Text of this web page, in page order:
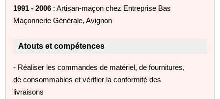
1991 - 2006 : Artisan-maçon chez Entreprise Bas
Maçonnerie Générale, Avignon
Atouts et compétences
- Réaliser les commandes de matériel, de fournitures,
de consommables et vérifier la conformité des
livraisons